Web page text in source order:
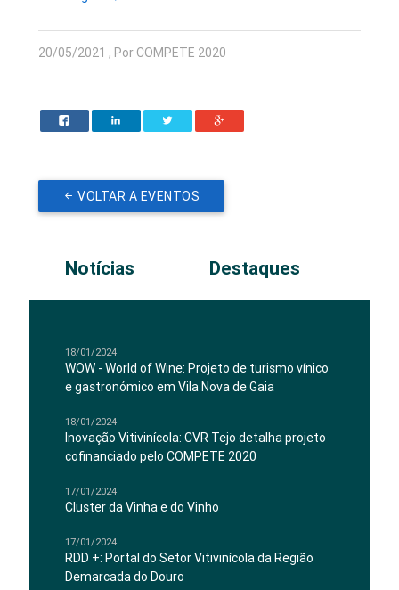
20/05/2021 , Por COMPETE 2020
VOLTAR A EVENTOS
Notícias Destaques
18/01/2024
WOW - World of Wine: Projeto de turismo vínico
e gastronómico em Vila Nova de Gaia
18/01/2024
Inovação Vitivinícola: CVR Tejo detalha projeto
cofinanciado pelo COMPETE 2020
17/01/2024
Cluster da Vinha e do Vinho
17/01/2024
RDD +: Portal do Setor Vitivinícola da Região
Demarcada do Douro